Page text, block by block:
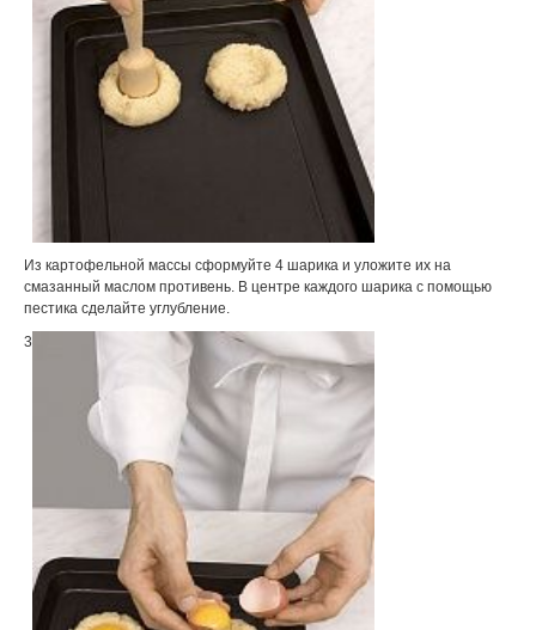
Из картофельной массы сформуйте 4 шарика и уложите их на
смазанный маслом противень. В центре каждого шарика с помощью
пестика сделайте углубление.
3